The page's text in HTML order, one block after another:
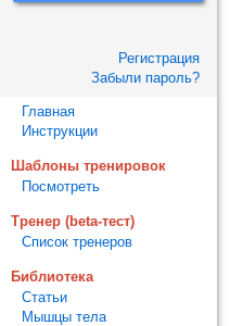
Регистрация
Забыли пароль?
Главная
Инструкции
Шаблоны тренировок
Посмотреть
Тренер (beta-тест)
Список тренеров
Библиотека
Статьи
Мышцы тела